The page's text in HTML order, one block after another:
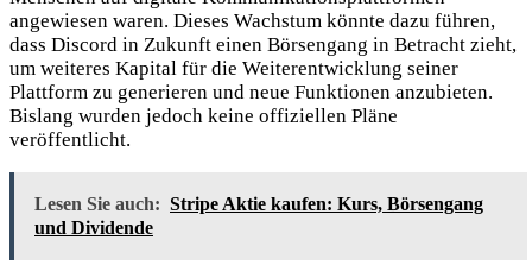
angewiesen waren. Dieses Wachstum könnte dazu führen,
dass Discord in Zukunft einen Börsengang in Betracht zieht,
um weiteres Kapital für die Weiterentwicklung seiner
Plattform zu generieren und neue Funktionen anzubieten.
Bislang wurden jedoch keine offiziellen Pläne
veröffentlicht.
Lesen Sie auch: Stripe Aktie kaufen: Kurs, Börsengang
und Dividende